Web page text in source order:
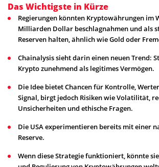
Das Wichtigste in Kürze
Regierungen könnten Kryptowährungen im
Milliarden Dollar beschlagnahmen und als
Reserven halten, ähnlich wie Gold oder
Chainalysis sieht darin einen neuen Trend:
Krypto zunehmend als legitimes Vermögen.
Die Idee bietet Chancen für Kontrolle,
Signal, birgt jedoch Risiken wie Volatilität,
Unsicherheiten und ethische Fragen.
Die USA experimentieren bereits mit einer
Reserve.
Wenn diese Strategie funktioniert, könnte